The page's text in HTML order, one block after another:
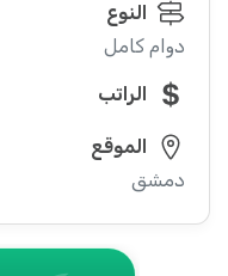
النوع
دوام كامل
الراتب
الموقع
دمشق